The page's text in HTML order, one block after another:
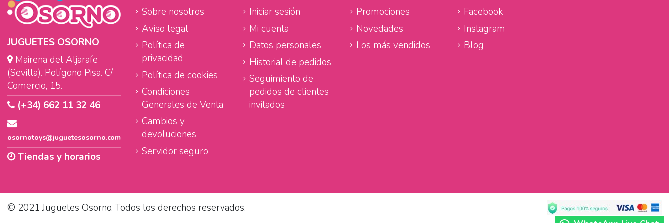
JUGUETES OSORNO
Mairena del Aljarafe
(Sevilla). Polígono Pisa. C/
Comercio, 15.
(+34) 662 11 32 46
osornotoys@juguetesosorno.com
Tiendas y horarios
Sobre nosotros
Aviso legal
Política de
privacidad
Política de cookies
Condiciones
Generales de Venta
Cambios y
devoluciones
Servidor seguro
Iniciar sesión
Mi cuenta
Datos personales
Historial de pedidos
Seguimiento de
pedidos de clientes
invitados
Promociones
Novedades
Los más vendidos
Facebook
Instagram
Blog
© 2021 Juguetes Osorno. Todos los derechos reservados.